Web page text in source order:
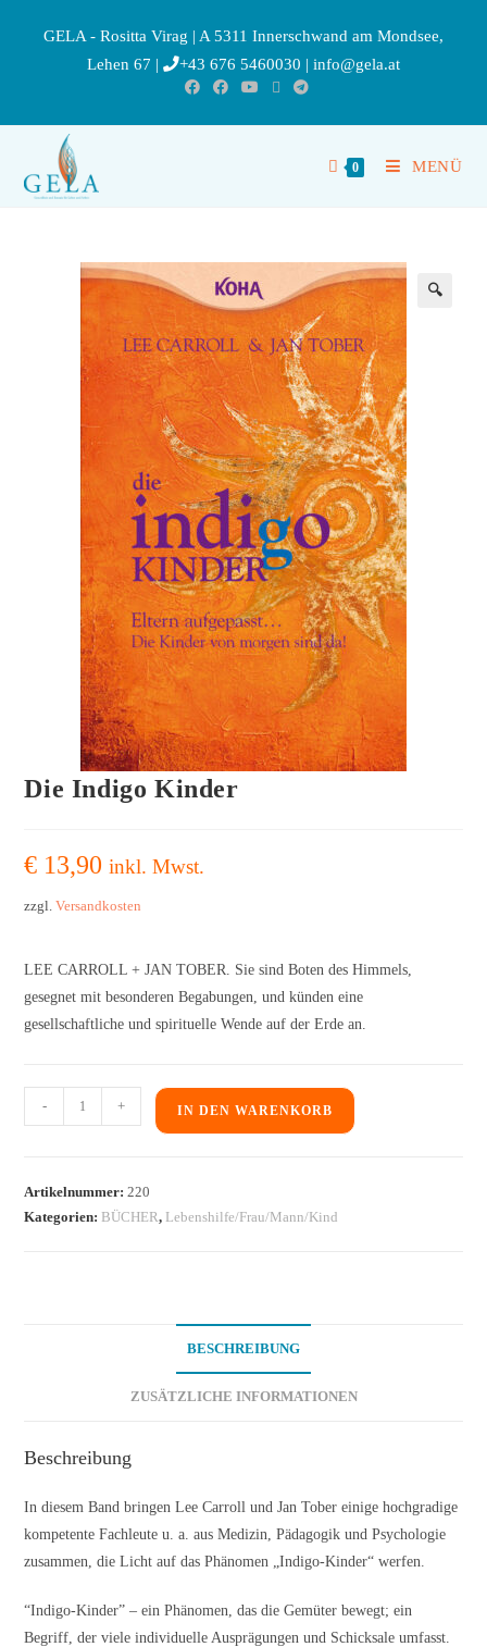
GELA - Rositta Virag | A 5311 Innerschwand am Mondsee,
Lehen 67 |
+43 676 5460030 | info@gela.at
0 MENÜ
Die Indigo Kinder
€ 13,90 inkl. Mwst.
zzgl.Versandkosten
LEE CARROLL + JAN TOBER. Sie sind Boten des Himmels,
gesegnet mit besonderen Begabungen, und künden eine
gesellschaftliche und spirituelle Wende auf der Erde an.
- + IN DEN WARENKORB
Artikelnummer:220
Kategorien: BÜCHER, Lebenshilfe/Frau/Mann/Kind
BESCHREIBUNG
ZUSÄTZLICHE INFORMATIONEN
Beschreibung
In diesem Band bringen Lee Carroll und Jan Tober einige hochgradige
kompetente Fachleute u. a. aus Medizin, Pädagogik und Psychologie
zusammen, die Licht auf das Phänomen „Indigo-Kinder“ werfen.
“Indigo-Kinder” – ein Phänomen, das die Gemüter bewegt; ein
Begriff, der viele individuelle Ausprägungen und Schicksale umfasst.